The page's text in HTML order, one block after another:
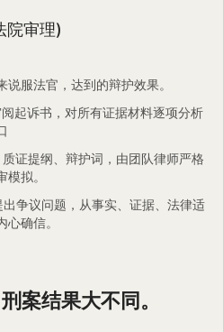
院审理)
说服法官，达到的辩护效果。
起诉书，对所有证据材料逐项分析
证提纲、辩护词，由团队律师严格
拟。
争议问题，从事实、证据、法律适
心确信。
案结果大不同。